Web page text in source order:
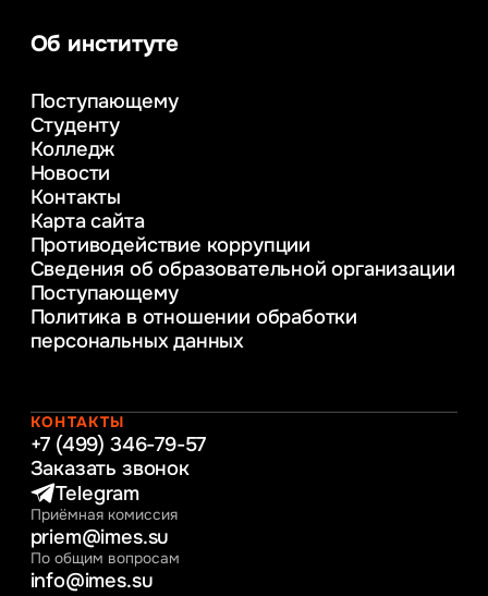
аналитика
Управление в сфере коммерческой
Психолого-педагогическое
консультирование и медиация
в образовании
Веб-дизайн
Управление инновационным развитием
предприятия
Уголовное право
Информационные технологии в бизнесе
Информационное и программное
обеспечение бизнес процессов
Управление человеческими ресурсами
Интернет-маркетинг
Об институте
Поступающему
Студенту
Колледж
Новости
Контакты
Карта сайта
Противодействие коррупции
Сведения об образовательной организации
Поступающему
Политика в отношении обработки
персональных данных
КОНТАКТЫ
+7 (499) 346-79-57
Заказать звонок
Telegram
Приёмная комиссия
priem@imes.su
По общим вопросам
info@imes.su